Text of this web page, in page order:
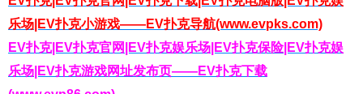
乐场|EV扑克小游戏——EV扑克导航(www.evpks.com)
EV扑克|EV扑克官网|EV扑克娱乐场|EV扑克保险|EV扑克娱
乐场|EV扑克游戏网址发布页——EV扑克下载